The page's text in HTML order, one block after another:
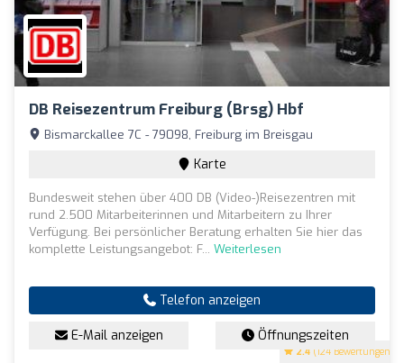
DB Reisezentrum Freiburg (Brsg) Hbf
2.4 (124 Bewertungen)
Bismarckallee 7C - 79098, Freiburg im Breisgau
Karte
Bundesweit stehen über 400 DB (Video-)Reisezentren mit
rund 2.500 Mitarbeiterinnen und Mitarbeitern zu Ihrer
Verfügung. Bei persönlicher Beratung erhalten Sie hier das
komplette Leistungsangebot: F... Weiterlesen
Telefon anzeigen
E-Mail anzeigen Öffnungszeiten